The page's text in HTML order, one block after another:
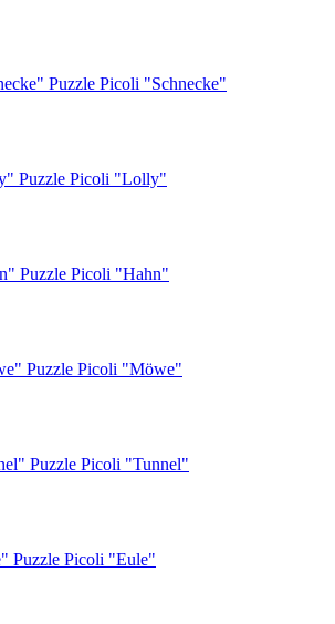
Puzzle Picoli "Schnecke"
Puzzle Picoli "Lolly"
Puzzle Picoli "Hahn"
Puzzle Picoli "Möwe"
Puzzle Picoli "Tunnel"
Puzzle Picoli "Eule"